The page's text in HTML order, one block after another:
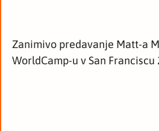
Zanimivo predavanje Matt-a
WorldCamp-u v San Franciscu